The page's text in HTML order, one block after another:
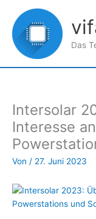
Inhalt
springen
Das
Intersolar
Interesse
Von / 27. Juni 2023